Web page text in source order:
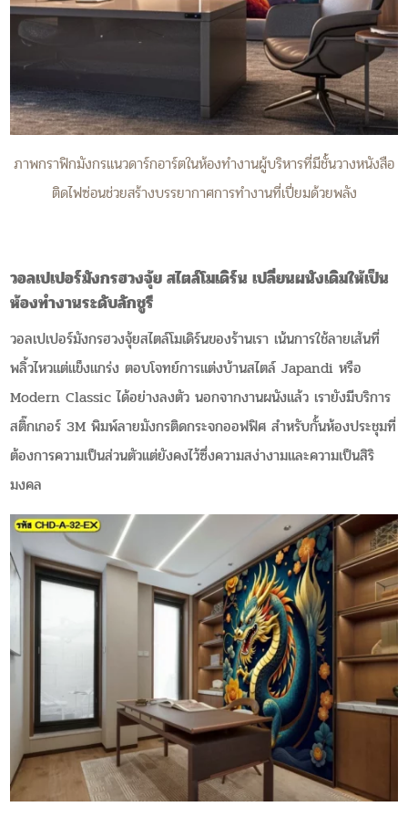
ภาพกราฟิกมังกรแนวดาร์กอาร์ตในห้องทำงานผู้บริหารที่มีชั้นวางหนังสือ
ติดไฟซ่อนช่วยสร้างบรรยากาศการทำงานที่เปี่ยมด้วยพลัง
วอลเปเปอร์มังกรฮวงจุ้ย สไตล์โมเดิร์น เปลี่ยนผนังเดิมให้เป็น
ห้องทำงานระดับลักชูรี
วอลเปเปอร์มังกรฮวงจุ้ยสไตล์โมเดิร์นของร้านเรา เน้นการใช้ลายเส้นที่
พลิ้วไหวแต่แข็งแกร่ง ตอบโจทย์การแต่งบ้านสไตล์ Japandi หรือ
Modern Classic ได้อย่างลงตัว นอกจากงานผนังแล้ว เรายังมีบริการ
สติ๊กเกอร์ 3M พิมพ์ลายมังกรติดกระจกออฟฟิศ สำหรับกั้นห้องประชุมที่
ต้องการความเป็นส่วนตัวแต่ยังคงไว้ซึ่งความสง่างามและความเป็นสิริ
มงคล